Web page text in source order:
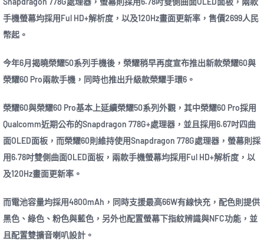
手機螢幕均採用Ful HD+解析度，以及120Hz畫面更新率，售價2699人民
幣起。
今年6月揭曉榮耀50系列手機後，榮耀稍早再度宣布推出新款榮耀60與
榮耀60 Pro兩款手機，同時也推出升級款榮耀手環6。
榮耀60與榮耀60 Pro基本上延續榮耀50系列外觀，其中榮耀60 Pro採用
Qualcomm近期公布的Snapdragon 778G+處理器，並且採用6.67吋四曲
面OLED面板，而榮耀60則維持使用Snapdragon 778G處理器，螢幕則採
用6.78吋雙側曲面OLED面板，兩款手機螢幕均採用Ful HD+解析度，以
及120Hz畫面更新率。
而電池容量均採用4800mAh，同時支援最高66W有線快充，配色則提供
黑色、綠色、粉色與藍色，另外也配置螢幕下指紋辨識與NFC功能，並
且配置雙擴音喇叭設計。